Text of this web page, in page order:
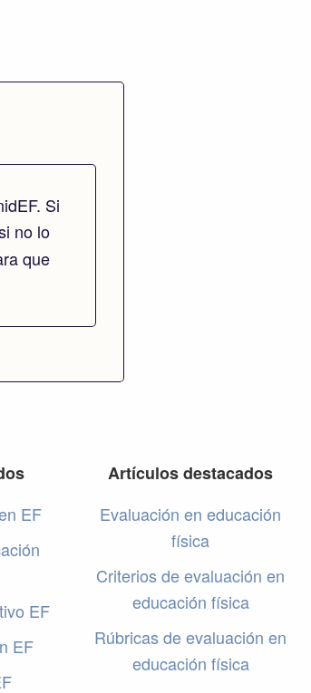
Si
no lo
que
EF
EF
EF
Artículos destacados
Evaluación en educación
física
Criterios de evaluación en
educación física
Rúbricas de evaluación en
educación física